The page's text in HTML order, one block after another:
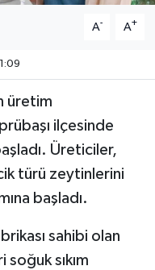
A- A+
üretim
ilçesinde
Üreticiler,
türü zeytinlerini
başladı.
sahibi olan
sıkım